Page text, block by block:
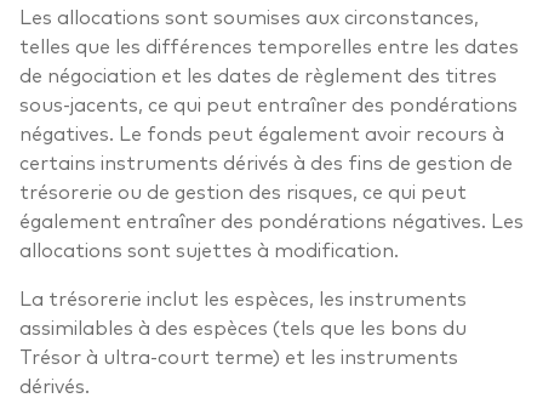
Les allocations sont soumises aux circonstances,
telles que les différences temporelles entre les dates
de négociation et les dates de règlement des titres
sous-jacents, ce qui peut entraîner des pondérations
négatives. Le fonds peut également avoir recours à
certains instruments dérivés à des fins de gestion de
trésorerie ou de gestion des risques, ce qui peut
également entraîner des pondérations négatives. Les
allocations sont sujettes à modification.
La trésorerie inclut les espèces, les instruments
assimilables à des espèces (tels que les bons du
Trésor à ultra-court terme) et les instruments
dérivés.